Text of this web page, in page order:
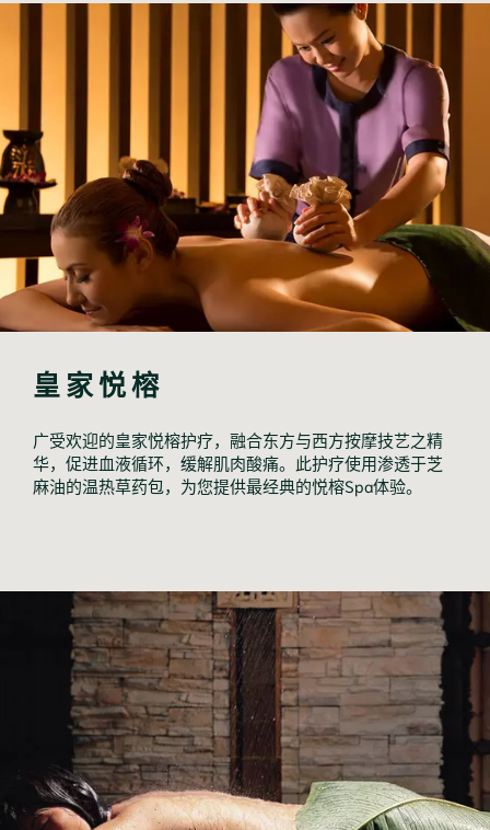
皇家悦榕
广受欢迎的皇家悦榕护疗，融合东方与西方按摩技艺之精
华，促进血液循环，缓解肌肉酸痛。此护疗使用渗透于芝
麻油的温热草药包，为您提供最经典的悦榕Spa体验。